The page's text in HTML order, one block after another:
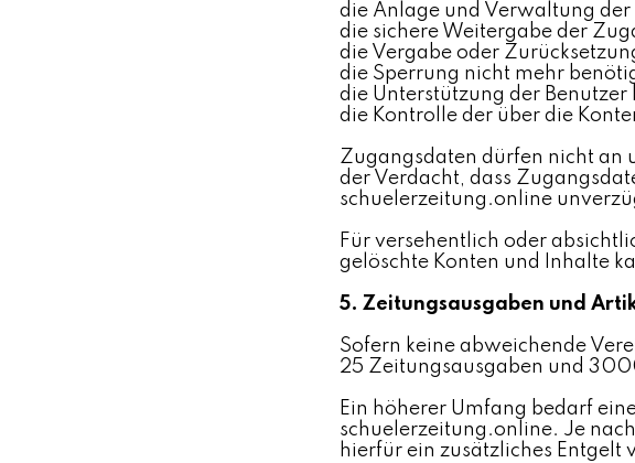
die Anlage und Verwaltung der
die sichere Weitergabe der
die Vergabe oder
die Sperrung nicht mehr
die Unterstützung der
die Kontrolle der über die
Zugangsdaten dürfen nicht an
der Verdacht, dass
schuelerzeitung.online
Für versehentlich oder
gelöschte Konten und Inhalte
5. Zeitungsausgaben und
Sofern keine abweichende
25 Zeitungsausgaben und
Ein höherer Umfang bedarf
schuelerzeitung.online. Je
hierfür ein zusätzliches Entgelt